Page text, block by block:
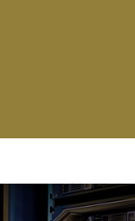
y Comercial